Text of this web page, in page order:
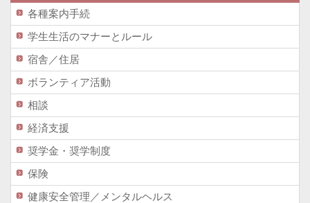
各種案内手続
学生生活のマナーとルール
宿舎／住居
ボランティア活動
相談
経済支援
奨学金・奨学制度
保険
健康安全管理／メンタルヘルス